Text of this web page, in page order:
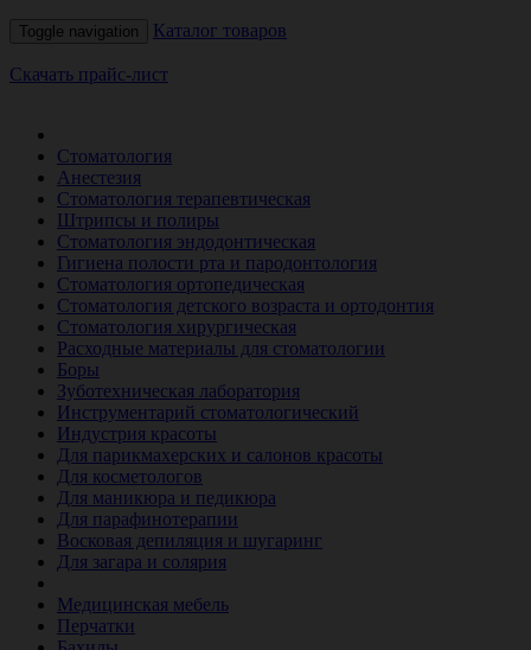
Toggle navigation Каталог товаров
Скачать прайс-лист
Стоматология
Анестезия
Стоматология терапевтическая
Штрипсы и полиры
Стоматология эндодонтическая
Гигиена полости рта и пародонтология
Стоматология ортопедическая
Стоматология детского возраста и ортодонтия
Стоматология хирургическая
Расходные материалы для стоматологии
Боры
Зуботехническая лаборатория
Инструментарий стоматологический
Индустрия красоты
Для парикмахерских и салонов красоты
Для косметологов
Для маникюра и педикюра
Для парафинотерапии
Восковая депиляция и шугаринг
Для загара и солярия
Медицинская мебель
Перчатки